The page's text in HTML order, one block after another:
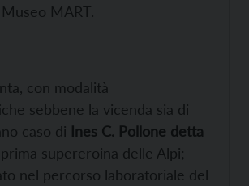
MART.
con modalità
sebbene la vicenda sia di
caso di Ines C. Pollone detta
prima supereroina delle Alpi;
nel percorso laboratoriale del